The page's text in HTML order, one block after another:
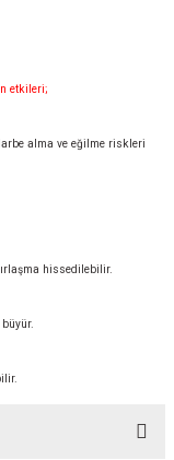
etkileri;
alma ve eğilme riskleri
hissedilebilir.